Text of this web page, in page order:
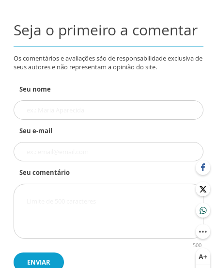
Seja o primeiro a comentar
Os comentários e avaliações são de responsabilidade exclusiva de
seus autores e não representam a opinião do site.
Seu nome
Seu e-mail
Seu comentário
500
ENVIAR